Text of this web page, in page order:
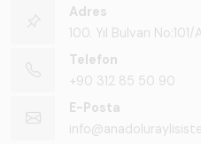
Adres
100. Yıl Bulvarı
Telefon
+90 312 85 50 90
E-Posta